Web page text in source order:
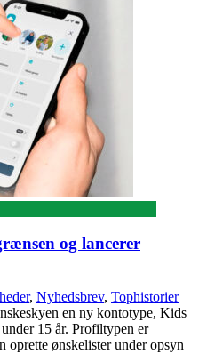
og lancerer
, Nyhedsbrev, Tophistorier
en ny kontotype, Kids
15 år. Profiltypen er
oprette ønskelister under opsyn